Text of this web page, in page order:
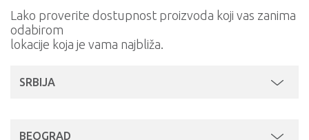
Lako proverite dostupnost proizvoda koji vas zanima
odabirom
lokacije koja je vama najbliža.
SRBIJA
BEOGRAD